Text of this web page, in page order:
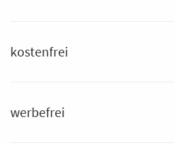
kostenfrei
werbefrei